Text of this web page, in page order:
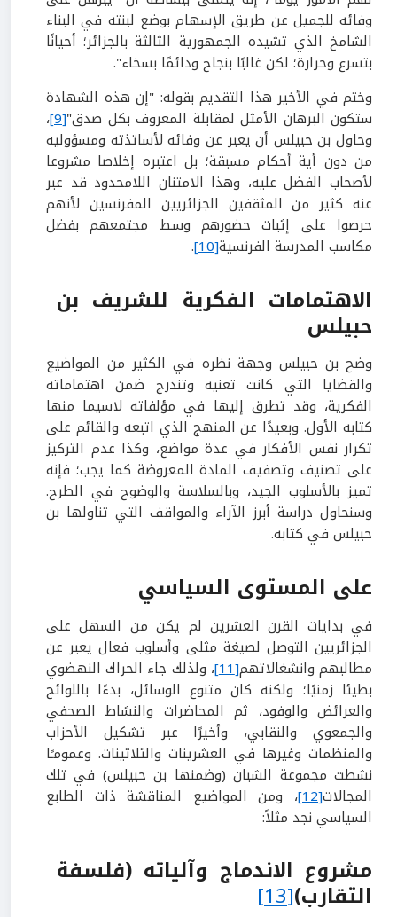
وفائه للجميل عن طريق الإسهام بوضع لبنته في البناء
الشامخ الذي تشيده الجمهورية الثالثة بالجزائر؛ أحيانًا
بتسرع وحرارة؛ لكن غالبًا بنجاح ودائمًا بسخاء".
وختم في الأخير هذا التقديم بقوله: "إن هذه الشهادة
ستكون البرهان الأمثل لمقابلة المعروف بكل صدق"[9] ،
وحاول بن حبيلس أن يعبر عن وفائه لأساتذته ومسؤوليه
من دون أية أحكام مسبقة؛ بل اعتبره إخلاصا مشروعا
لأصحاب الفضل عليه، وهذا الامتنان اللامحدود قد عبر
عنه كثير من المثقفين الجزائريين المفرنسين لأنهم
حرصوا على إثبات حضورهم وسط مجتمعهم بفضل
مكاسب المدرسة الفرنسية[10]
.
الاهتمامات الفكرية للشريف بن
حبيلس
وضح بن حبيلس وجهة نظره في الكثير من المواضيع
والقضايا التي كانت تعنيه وتندرج ضمن اهتماماته
الفكرية، وقد تطرق إليها في مؤلفاته لاسيما منها
كتابه الأول. وبعيدًا عن المنهج الذي اتبعه والقائم على
تكرار نفس الأفكار في عدة مواضع، وكذا عدم التركيز
على تصنيف وتصفيف المادة المعروضة كما يجب؛ فإنه
تميز بالأسلوب الجيد، وبالسلاسة والوضوح في الطرح.
وسنحاول دراسة أبرز الآراء والمواقف التي تناولها بن
حبيلس في كتابه.
على المستوى السياسي
في بدايات القرن العشرين لم يكن من السهل على
الجزائريين التوصل لصيغة مثلى وأسلوب فعال يعبر عن
مطالبهم وانشغالاتهم[11]
، ولذلك جاء الحراك النهضوي
بطيئا زمنيًا؛ ولكنه كان متنوع الوسائل، بدءًا باللوائح
والعرائض والوفود، ثم المحاضرات والنشاط الصحفي
والجمعوي والنقابي، وأخيرًا عبر تشكيل الأحزاب
والمنظمات وغيرها في العشرينات والثلاثينات. وعمومـًا
نشطت مجموعة الشبان (وضمنها بن حبيلس) في تلك
المجالات[12]
، ومن المواضيع المناقشة ذات الطابع
السياسي نجد مثلاً:
مشروع الاندماج وآلياته (فلسفة
التقارب)[13]